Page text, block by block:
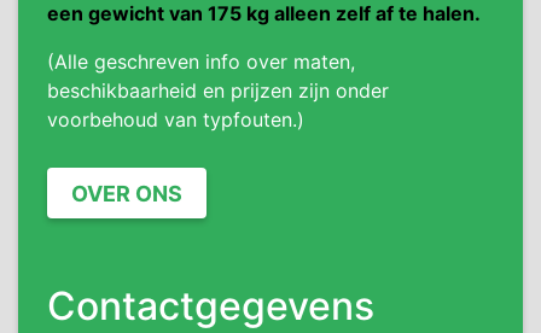
een gewicht van 175 kg alleen zelf af te halen.
(Alle geschreven info over maten,
beschikbaarheid en prijzen zijn onder
voorbehoud van typfouten.)
OVER ONS
Contactgegevens